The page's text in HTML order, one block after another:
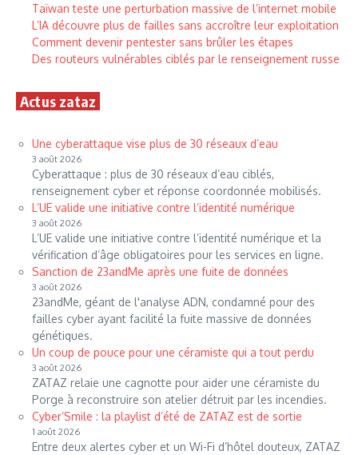
Taïwan teste une perturbation massive de l’internet mobile
L’IA découvre plus de failles sans accroître leur exploitation
Comment devenir pentester sans brûler les étapes
Des routeurs vulnérables ciblés par le renseignement russe
Actus zataz
Une cyberattaque vise plus de 30 réseaux d’eau
3 août 2026
Cyberattaque : plus de 30 réseaux d’eau ciblés,
renseignement cyber et réponse coordonnée mobilisés.
L’UE valide une initiative contre l’identité numérique
3 août 2026
L’UE valide une initiative contre l’identité numérique et la
vérification d’âge obligatoires pour les services en ligne.
Sanction de 23andMe après une fuite de données
3 août 2026
23andMe, géant de l'analyse ADN, condamné pour des
failles cyber ayant facilité la fuite massive de données
génétiques.
Un coup de pouce pour une céramiste qui a tout perdu
3 août 2026
ZATAZ relaie une cagnotte pour aider une céramiste du
Porge à reconstruire son atelier détruit par les incendies.
Cyber’Smile : la playlist d’été de ZATAZ est de sortie
1 août 2026
Entre deux alertes cyber et un Wi-Fi d’hôtel douteux, ZATAZ